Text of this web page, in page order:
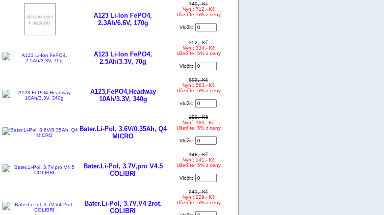
A123 Li-Ion FePO4,
2.3Ah/6.6V, 170g
749,- Kč
Nyní: 712,- Kč
Ušetříte: 5% z ceny
Vložit:
A123 Li-Ion FePO4,
2.5Ah/3.3V, 70g
352,- Kč
Nyní: 334,- Kč
Ušetříte: 5% z ceny
Vložit:
A123,FePO4,Headway
10Ah/3.3V, 340g
593,- Kč
Nyní: 563,- Kč
Ušetříte: 5% z ceny
Vložit:
Bater.Li-Pol, 3.6V/0.35Ah, Q4
MICRO
190,- Kč
Nyní: 180,- Kč
Ušetříte: 5% z ceny
Vložit:
Bater.Li-Pol, 3.7V,pro V4.5
COLIBRI
148,- Kč
Nyní: 141,- Kč
Ušetříte: 5% z ceny
Vložit:
Bater.Li-Pol, 3.7V,V4 2rot.
COLIBRI
241,- Kč
Nyní: 229,- Kč
Ušetříte: 5% z ceny